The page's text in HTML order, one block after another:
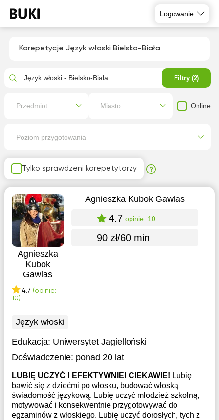
Logowanie
Korepetycje Język włoski Bielsko-Biała
Tylko sprawdzeni korepetytorzy
Agnieszka
Kubok
Gawlas
4.7 (opinie:
10)
Agnieszka Kubok Gawlas
4.7 opinie: 10
90 zł/60 min
Język włoski
Edukacja: Uniwersytet Jagielloński
Doświadczenie: ponad 20 lat
LUBIĘ UCZYĆ ! EFEKTYWNIE! CIEKAWIE! Lubię
bawić się z dziećmi po włosku, budować włoską
świadomość językową. Lubię uczyć młodzież szkolną,
motywować i konsekwentnie przygotowywać do
egzaminów z włoskiego. Lubię uczyć dorosłych, tych z
Język włoski - Bielsko-Biała Filtry (2)
Przedmiot Miasto Online
Poziom przygotowania